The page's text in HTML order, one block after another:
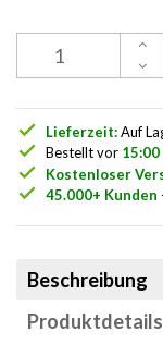
check Lieferzeit:Auf
check Bestellt vor
check Kostenloser
check 45.000+ Kunden
Beschreibung
Produktdetails